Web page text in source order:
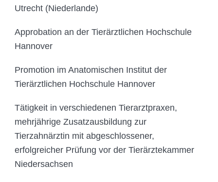
Utrecht (Niederlande)
Approbation an der Tierärztlichen Hochschule
Hannover
Promotion im Anatomischen Institut der
Tierärztlichen Hochschule Hannover
Tätigkeit in verschiedenen Tierarztpraxen,
mehrjährige Zusatzausbildung zur
Tierzahnärztin mit abgeschlossener,
erfolgreicher Prüfung vor der Tierärztekammer
Niedersachsen